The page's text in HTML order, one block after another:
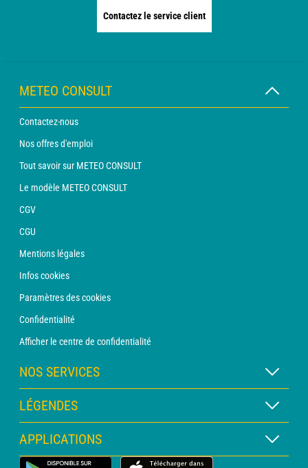
Contactez le service client
METEO CONSULT
Contactez-nous
Nos offres d'emploi
Tout savoir sur METEO CONSULT
Le modèle METEO CONSULT
CGV
CGU
Mentions légales
Infos cookies
Paramètres des cookies
Confidentialité
Afficher le centre de confidentialité
NOS SERVICES
Abonnement METEO Xpert
Abonnement METEO PRO
Consultation avec un prévisionniste
LÉGENDES
Légende des cartes
Légende des pictogrammes
APPLICATIONS